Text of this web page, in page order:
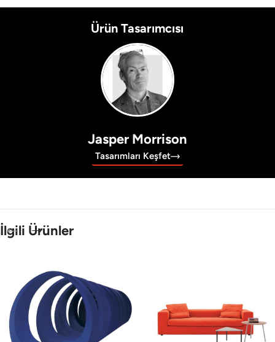
Ürün Tasarımcısı
Jasper Morrison
Tasarımları Keşfet
İlgili Ürünler